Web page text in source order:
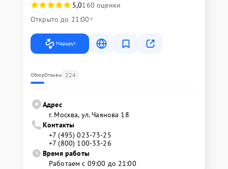
5,0160 оценки
Открыто до 21:00
Маршрут
ОбзорОтзывы 224
Адрес
г. Москва, ул. Чаянова 18
Контакты
+7 (495) 023-73-25
+7 (800) 100-33-26
Время работы
Работаем с 09:00 до 21:00